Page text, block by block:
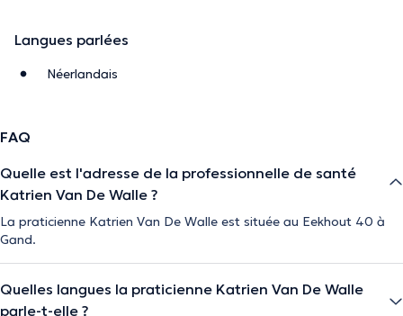
Langues parlées
Néerlandais
FAQ
Quelle est l'adresse de la professionnelle de santé
Katrien Van De Walle ?
La praticienne Katrien Van De Walle est située au Eekhout 40 à
Gand.
Quelles langues la praticienne Katrien Van De Walle
parle-t-elle ?